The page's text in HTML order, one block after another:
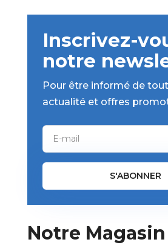
Inscrivez-
notre
Pour être informé de
actualité et offres
S'ABONNER
Notre Magasin